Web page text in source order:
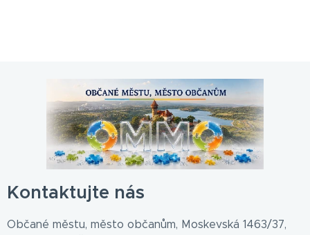
Kontaktujte nás
Občané městu, město občanům, Moskevská 1463/37,